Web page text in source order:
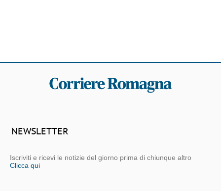
NEWSLETTER
Iscriviti e ricevi le notizie del giorno prima di chiunque altro
Clicca qui